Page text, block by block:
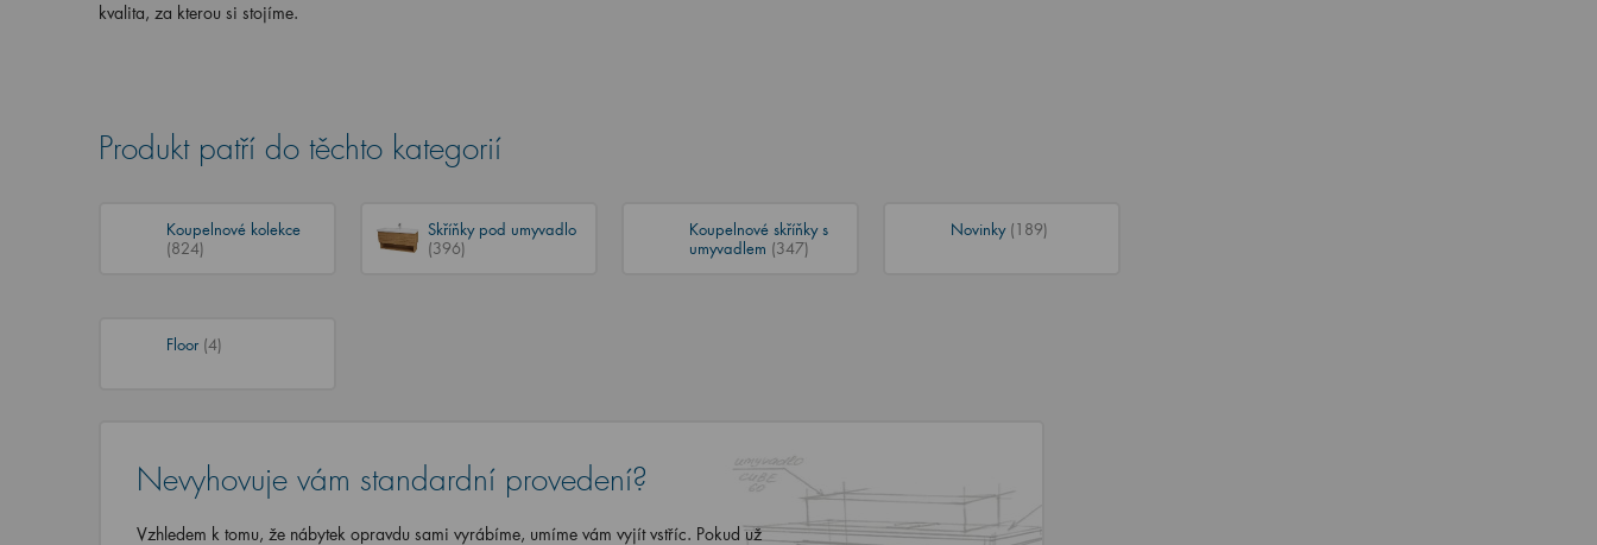
kvalita, za kterou si stojíme.
Produkt patří do těchto kategorií
Koupelnové kolekce
(824)
Skříňky pod umyvadlo
(396)
Koupelnové skříňky s
umyvadlem (347)
Novinky (189)
Floor (4)
Nevyhovuje vám standardní provedení?
Vzhledem k tomu, že nábytek opravdu sami vyrábíme, umíme vám vyjít vstříc. Pokud už